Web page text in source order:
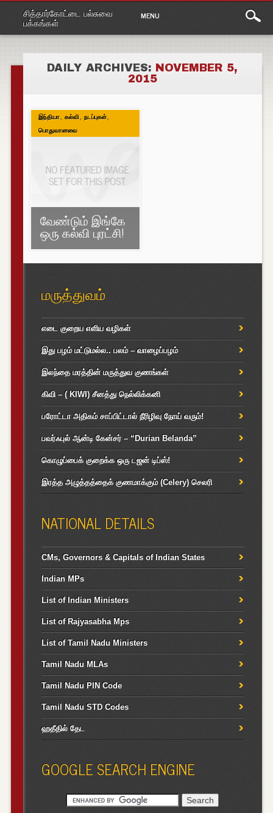
சித்தார்கோட்டை பல்சுவை
பக்கங்கள்
Main
menu
content
MENU
DAILY ARCHIVES: NOVEMBER 5,
2015
இந்தியா, கல்வி, நடப்புகள்,
பொதுவானவை
வேண்டும் இங்கே
ஒரு கல்வி புரட்சி!
மருத்துவம்
எடை குறைய எளிய வழிகள்
இது பழம் மட்டுமல்ல.. பலம் – வாழைப்பழம்
இலந்தை மரத்தின் மருத்துவ குணங்கள்
கிவி – ( KIWI) சீனத்து நெல்லிக்கனி
பரோட்டா அதிகம் சாப்பிட்டால் நீரிழிவு நோய் வரும்!
பவர்ஃபுல் ஆன்டி கேன்சர் – “Durian Belanda”
கொழுப்பைக் குறைக்க ஒரு டஜன் டிப்ஸ்!
இரத்த அழுத்தத்தைக் குணமாக்கும் (Celery) செலரி
NATIONAL DETAILS
CMs, Governors & Capitals of Indian States
Indian MPs
List of Indian Ministers
List of Rajyasabha Mps
List of Tamil Nadu Ministers
Tamil Nadu MLAs
Tamil Nadu PIN Code
Tamil Nadu STD Codes
ஹதீதில் தேட
GOOGLE SEARCH ENGINE